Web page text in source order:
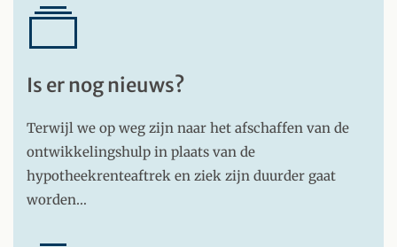
Is er nog nieuws?
Terwijl we op weg zijn naar het afschaffen van de
ontwikkelingshulp in plaats van de
hypotheekrenteaftrek en ziek zijn duurder gaat
worden…